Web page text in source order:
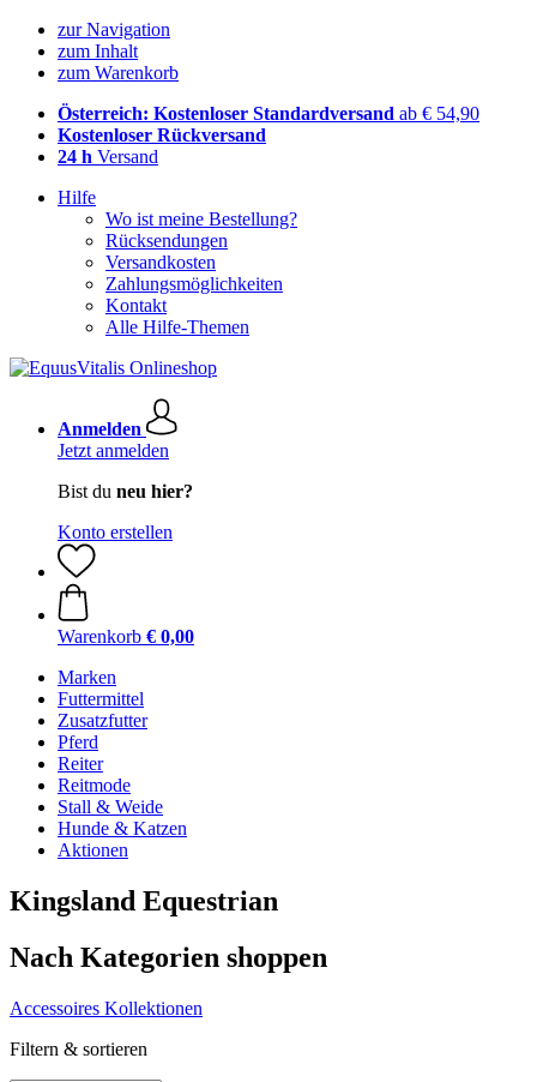
zur Navigation
zum Inhalt
zum Warenkorb
Österreich: Kostenloser Standardversand ab € 54,90
Kostenloser Rückversand
24 h Versand
Hilfe
Wo ist meine Bestellung?
Rücksendungen
Versandkosten
Zahlungsmöglichkeiten
Kontakt
Alle Hilfe-Themen
Anmelden
Jetzt anmelden
Bist du neu hier?
Konto erstellen
Warenkorb € 0,00
Marken
Futtermittel
Zusatzfutter
Pferd
Reiter
Reitmode
Stall & Weide
Hunde & Katzen
Aktionen
Kingsland Equestrian
Nach Kategorien shoppen
Accessoires Kollektionen
Filtern & sortieren